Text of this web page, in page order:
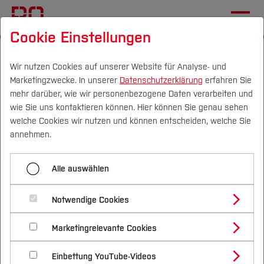
Campus Personen DE|EN Quicklinks
Studium
Studienangebote
Bachelorstudiengänge
Masterstudiengänge
Vor dem Studium
Bewerben & Einschreiben
Bewerbungsportal
Im Studium
Studienbüros und Prüfungen
Nach dem Studium
Forschung & Transfer
Profil
Forschungs- und Transferprofil
Schwerpunkte (FuT)
Beratung & Förderung
Nachhaltigkeit
Nachhaltigkeit studieren
International
Zentrale Studienberatung
Studienfinanzierung
Menü aufklappen
Home
Talentscouting
Im Studium
Studienfinanzierung
Unsere Angebote
Mögliche Beratungsthemen
Cookie Einstellungen
Wir nutzen Cookies auf unserer Website für Analyse- und
Marketingzwecke. In unserer Datenschutzerklärung erfahren Sie
mehr darüber, wie wir personenbezogene Daten verarbeiten und
wie Sie uns kontaktieren können. Hier können Sie genau sehen
welche Cookies wir nutzen und können entscheiden, welche Sie
annehmen.
Alle auswählen
Notwendige Cookies
Marketingrelevante Cookies
Einbettung YouTube-Videos